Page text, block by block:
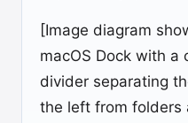
[Image diagram
macOS Dock with a
divider separating
the left from folders